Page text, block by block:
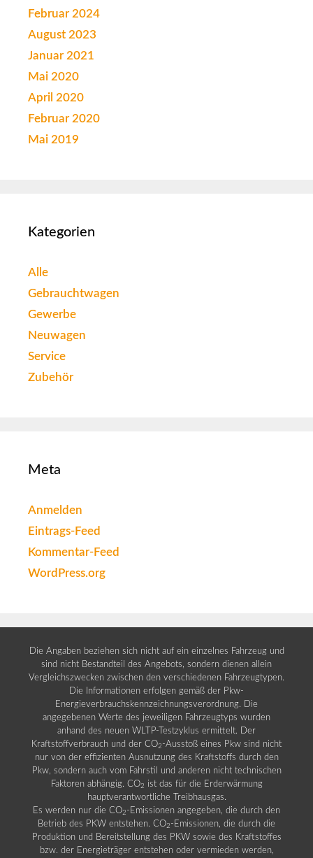
Februar 2024
August 2023
Januar 2021
Mai 2020
April 2020
Februar 2020
Mai 2019
Kategorien
Alle
Gebrauchtwagen
Gewerbe
Neuwagen
Service
Zubehör
Meta
Anmelden
Eintrags-Feed
Kommentar-Feed
WordPress.org
Die Angaben beziehen sich nicht auf ein einzelnes Fahrzeug und
sind nicht Bestandteil des Angebots, sondern dienen allein
Vergleichszwecken zwischen den verschiedenen Fahrzeugtypen.
Die Informationen erfolgen gemäß der Pkw-
Energieverbrauchskennzeichnungsverordnung. Die
angegebenen Werte des jeweiligen Fahrzeugtyps wurden
anhand des neuen WLTP-Testzyklus ermittelt. Der
Kraftstoffverbrauch und der CO2 -Ausstoß eines Pkw sind nicht
nur von der effizienten Ausnutzung des Kraftstoffs durch den
Pkw, sondern auch vom Fahrstil und anderen nicht technischen
Faktoren abhängig. CO2 ist das für die Erderwärmung
hauptverantwortliche Treibhausgas.
Es werden nur die CO2 -Emissionen angegeben, die durch den
Betrieb des PKW entstehen. CO2 -Emissionen, die durch die
Produktion und Bereitstellung des PKW sowie des Kraftstoffes
bzw. der Energieträger entstehen oder vermieden werden,